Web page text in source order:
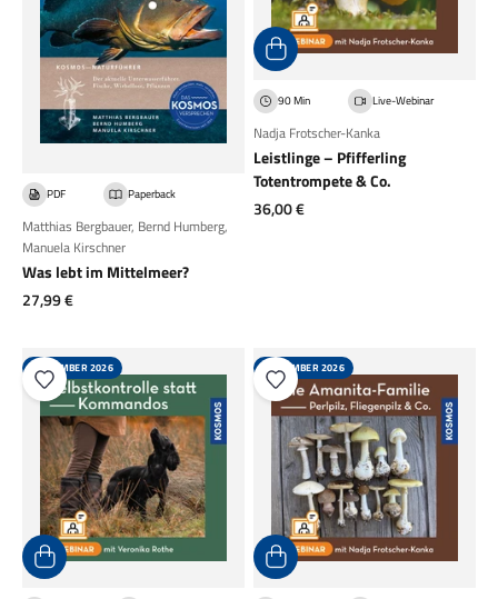
PDF Paperback
Matthias Bergbauer, Bernd Humberg,
Manuela Kirschner
Was lebt im Mittelmeer?
Angebot
27,99 €
90 Min Live-Webinar
Nadja Frotscher-Kanka
Leistlinge – Pfifferling
Totentrompete & Co.
Angebot
36,00 €
SEPTEMBER 2026 SEPTEMBER 2026